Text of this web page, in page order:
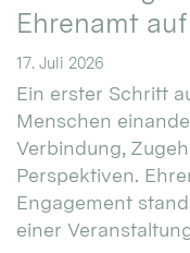
Ehrenamt
17. Juli 2026
Ein erster Schritt
Menschen
Verbindung,
Perspektiven.
Engagement
einer